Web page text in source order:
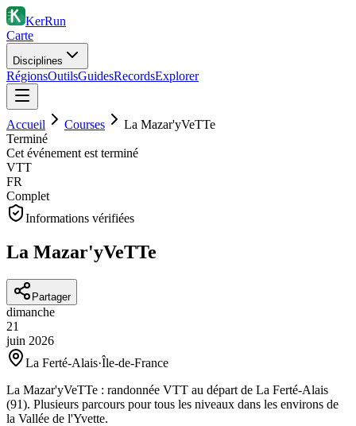
KerRun
Carte
Disciplines
RégionsOutilsGuidesRecordsExplorer
Accueil Courses
La Mazar'yVeTTe
Terminé
Cet événement est terminé
VTT
FR
Complet
Informations vérifiées
La Mazar'yVeTTe
Partager
dimanche
21
juin 2026
La Ferté-Alais·Île-de-France
La Mazar'yVeTTe : randonnée VTT au départ de La Ferté-Alais
(91). Plusieurs parcours pour tous les niveaux dans les environs de
la Vallée de l'Yvette.